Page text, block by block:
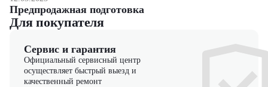
Предпродажная подготовка
Для покупателя
Сервис и гарантия
Официальный сервисный центр
осуществляет быстрый выезд и
качественный ремонт